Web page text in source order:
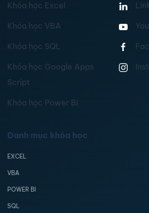
Khóa học Excel
Khóa học VBA
Khóa học SQL
Khóa học Google Apps
Script
Khóa học Power BI
Danh mục khóa học
EXCEL
VBA
POWER BI
SQL